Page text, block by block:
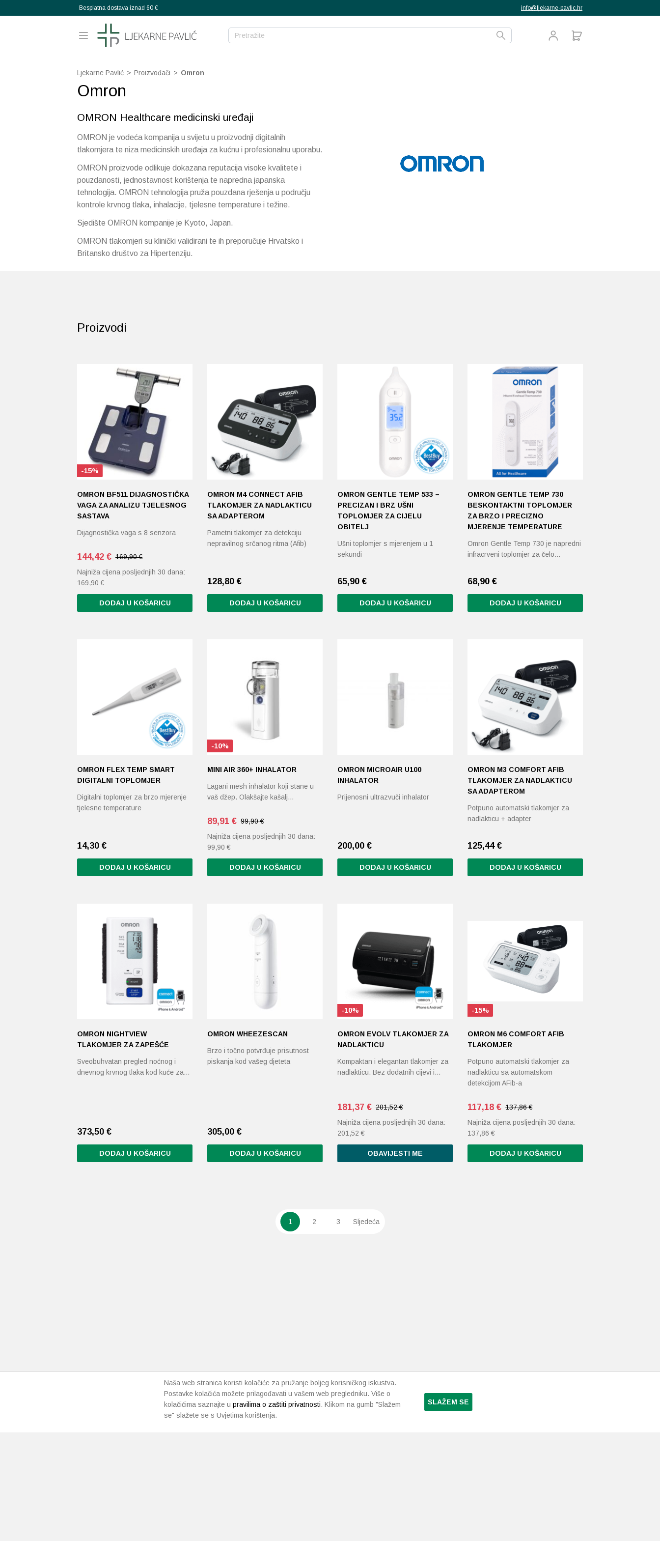
Besplatna dostava iznad 60 € info@ljekarne-pavlic.hr
Ljekarne Pavlić > Proizvođači > Omron
Omron
OMRON Healthcare medicinski uređaji
OMRON je vodeća kompanija u svijetu u proizvodnji digitalnih
tlakomjera te niza medicinskih uređaja za kućnu i profesionalnu uporabu.
OMRON proizvode odlikuje dokazana reputacija visoke kvalitete i
pouzdanosti, jednostavnost korištenja te napredna japanska
tehnologija. OMRON tehnologija pruža pouzdana rješenja u području
kontrole krvnog tlaka, inhalacije, tjelesne temperature i težine.
Sjedište OMRON kompanije je Kyoto, Japan.
OMRON tlakomjeri su klinički validirani te ih preporučuje Hrvatsko i
Britansko društvo za Hipertenziju.
Proizvodi
-15%
OMRON BF511 DIJAGNOSTIČKA
VAGA ZA ANALIZU TJELESNOG
SASTAVA
Dijagnostička vaga s 8 senzora
144,42 € 169,90 €
Najniža cijena posljednjih 30 dana:
169,90 €
DODAJ U KOŠARICU
OMRON M4 CONNECT AFIB
TLAKOMJER ZA NADLAKTICU
SA ADAPTEROM
Pametni tlakomjer za detekciju
nepravilnog srčanog ritma (Afib)
128,80 €
DODAJ U KOŠARICU
OMRON GENTLE TEMP 533 –
PRECIZAN I BRZ UŠNI
TOPLOMJER ZA CIJELU
OBITELJ
Ušni toplomjer s mjerenjem u 1
sekundi
65,90 €
DODAJ U KOŠARICU
OMRON GENTLE TEMP 730
BESKONTAKTNI TOPLOMJER
ZA BRZO I PRECIZNO
MJERENJE TEMPERATURE
Omron Gentle Temp 730 je napredni
infracrveni toplomjer za čelo…
68,90 €
DODAJ U KOŠARICU
OMRON FLEX TEMP SMART
DIGITALNI TOPLOMJER
Digitalni toplomjer za brzo mjerenje
tjelesne temperature
14,30 €
DODAJ U KOŠARICU
-10%
MINI AIR 360+ INHALATOR
Lagani mesh inhalator koji stane u
vaš džep. Olakšajte kašalj…
89,91 € 99,90 €
Najniža cijena posljednjih 30 dana:
99,90 €
DODAJ U KOŠARICU
OMRON MICROAIR U100
INHALATOR
Prijenosni ultrazvuči inhalator
200,00 €
DODAJ U KOŠARICU
OMRON M3 COMFORT AFIB
TLAKOMJER ZA NADLAKTICU
SA ADAPTEROM
Potpuno automatski tlakomjer za
nadlakticu + adapter
125,44 €
DODAJ U KOŠARICU
OMRON NIGHTVIEW
TLAKOMJER ZA ZAPEŠĆE
Sveobuhvatan pregled noćnog i
dnevnog krvnog tlaka kod kuće za…
373,50 €
DODAJ U KOŠARICU
OMRON WHEEZESCAN
Brzo i točno potvrđuje prisutnost
piskanja kod vašeg djeteta
305,00 €
DODAJ U KOŠARICU
-10%
OMRON EVOLV TLAKOMJER ZA
NADLAKTICU
Kompaktan i elegantan tlakomjer za
nadlakticu. Bez dodatnih cijevi i…
181,37 € 201,52 €
Najniža cijena posljednjih 30 dana:
201,52 €
OBAVIJESTI ME
-15%
OMRON M6 COMFORT AFIB
TLAKOMJER
Potpuno automatski tlakomjer za
nadlakticu sa automatskom
detekcijom AFib-a
117,18 € 137,86 €
Najniža cijena posljednjih 30 dana:
137,86 €
DODAJ U KOŠARICU
1 2 3 Sljedeća
Naša web stranica koristi kolačiće za pružanje boljeg korisničkog iskustva.
Postavke kolačića možete prilagođavati u vašem web pregledniku. Više o
kolačićima saznajte u pravilima o zaštiti privatnosti. Klikom na gumb "Slažem
se" slažete se s Uvjetima korištenja.
SLAŽEM SE